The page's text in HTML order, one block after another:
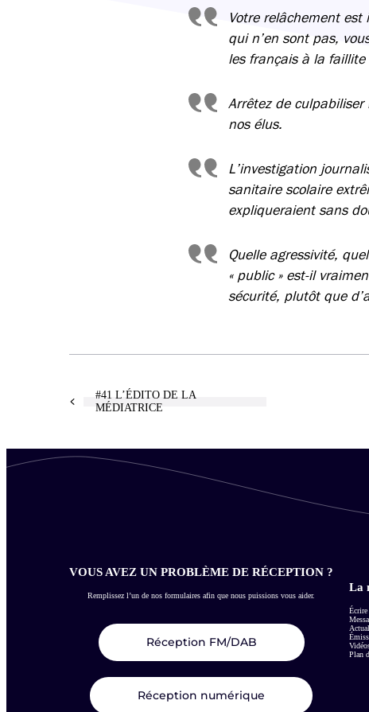
Votre relâchement
qui n’en sont pas,
les français à la faillite
Arrêtez de culpabiliser
nos élus.
L’investigation
sanitaire scolaire
expliqueraient sans
Quelle agressivité,
« public » est-il
sécurité, plutôt que
#41 L’ÉDITO DE LA
MÉDIATRICE
VOUS AVEZ UN PROBLÈME DE RÉCEPTION ?
Remplissez l’un de nos formulaires afin que nous puissions vous aider.
Réception FM/DAB
Réception numérique
La
Plan